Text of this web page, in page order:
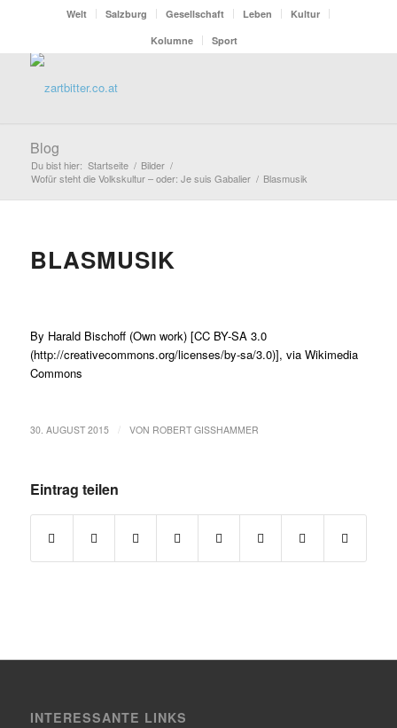
Welt Salzburg Gesellschaft Leben
Kultur
Kolumne
Sport
Blog
Du bist hier: Startseite / Bilder /
Wofür steht die Volkskultur – oder: Je suis Gabalier / Blasmusik
BLASMUSIK
By Harald Bischoff (Own work) [CC BY-SA 3.0
(http://creativecommons.org/licenses/by-sa/3.0)], via Wikimedia
Commons
30. AUGUST 2015 VON ROBERT GISSHAMMER
Eintrag teilen
INTERESSANTE LINKS